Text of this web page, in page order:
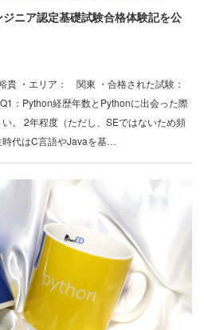
ニア認定基礎試験合格体験記を公
・エリア： 関東 ・合格された試験：
：Python経歴年数とPythonに出会った際
。 2年程度（ただし、SEではないため頻
時代はC言語やJavaを基…